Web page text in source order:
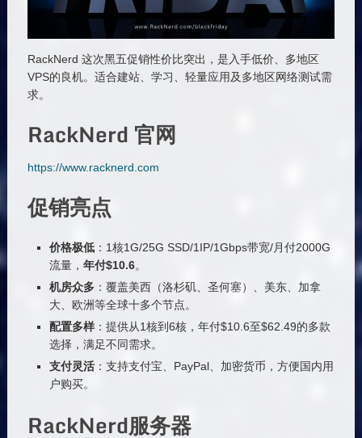
RackNerd 这次黑五促销性价比突出，是入手低价、多地区
VPS的良机。适合建站、学习、轻量应用及多地区网络测试需
求。
RackNerd 官网
https://www.racknerd.com
促销亮点
价格极低：1核1G/25G SSD/1IP/1Gbps带宽/月付2000G
流量， 年付$10.6。
机房众多：覆盖美西（洛杉矶、圣何塞）、美东、加拿
大、欧洲等全球十多个节点。
配置多样：提供从1核到6核，年付$10.6至$62.49的多款
选择，满足不同需求。
支付灵活：支持支付宝、PayPal、加密货币，方便国内用
户购买。
RackNerd服务器